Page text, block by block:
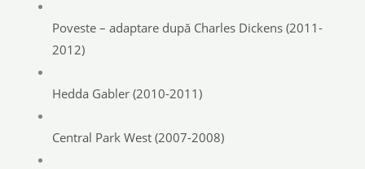
Poveste – adaptare după Charles Dickens (2011-
2012)
Hedda Gabler (2010-2011)
Central Park West (2007-2008)